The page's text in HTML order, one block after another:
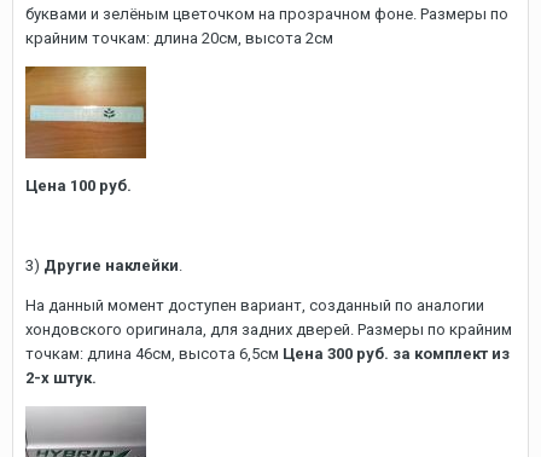
буквами и зелёным цветочком на прозрачном фоне. Размеры по
крайним точкам: длина 20см, высота 2см
Цена 100 руб.
3) Другие наклейки
На данный момент доступен вариант, созданный по аналогии
хондовского оригинала, для задних дверей. Размеры по крайним
точкам: длина 46см, высота 6,5см Цена 300 руб. за комплект из
2-х штук.